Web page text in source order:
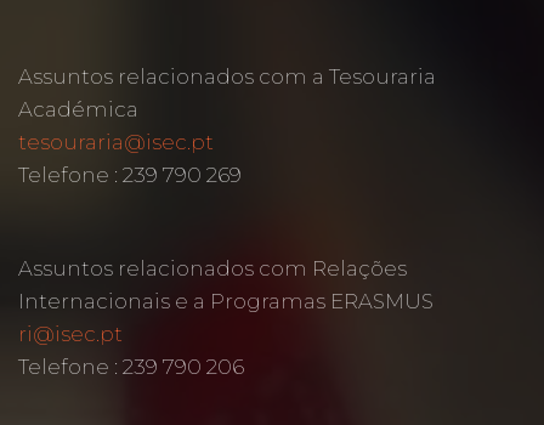
Assuntos relacionados com a Tesouraria
Académica
tesouraria@isec.pt
Telefone : 239 790 269
Assuntos relacionados com Relações
Internacionais e a Programas ERASMUS
ri@isec.pt
Telefone : 239 790 206